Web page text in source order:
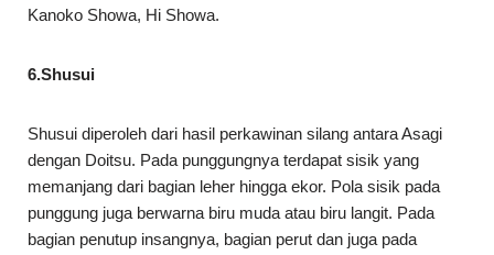
Kanoko Showa, Hi Showa.
6.Shusui
Shusui diperoleh dari hasil perkawinan silang antara Asagi
dengan Doitsu. Pada punggungnya terdapat sisik yang
memanjang dari bagian leher hingga ekor. Pola sisik pada
punggung juga berwarna biru muda atau biru langit. Pada
bagian penutup insangnya, bagian perut dan juga pada